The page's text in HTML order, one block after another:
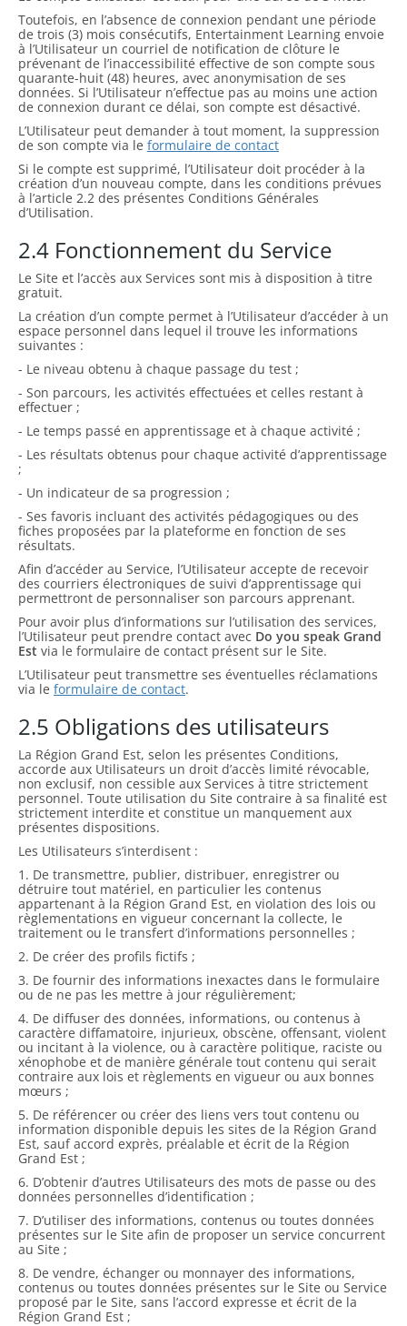
Toutefois, en l’absence de connexion pendant une période
de trois (3) mois consécutifs, Entertainment Learning envoie
à l’Utilisateur un courriel de notification de clôture le
prévenant de l’inaccessibilité effective de son compte sous
quarante-huit (48) heures, avec anonymisation de ses
données. Si l’Utilisateur n’effectue pas au moins une action
de connexion durant ce délai, son compte est désactivé.
L’Utilisateur peut demander à tout moment, la suppression
de son compte via le formulaire de contact
Si le compte est supprimé, l’Utilisateur doit procéder à la
création d’un nouveau compte, dans les conditions prévues
à l’article 2.2 des présentes Conditions Générales
d’Utilisation.
2.4 Fonctionnement du Service
Le Site et l’accès aux Services sont mis à disposition à titre
gratuit.
La création d’un compte permet à l’Utilisateur d’accéder à un
espace personnel dans lequel il trouve les informations
suivantes :
- Le niveau obtenu à chaque passage du test ;
- Son parcours, les activités effectuées et celles restant à
effectuer ;
- Le temps passé en apprentissage et à chaque activité ;
- Les résultats obtenus pour chaque activité d’apprentissage
;
- Un indicateur de sa progression ;
- Ses favoris incluant des activités pédagogiques ou des
fiches proposées par la plateforme en fonction de ses
résultats.
Afin d’accéder au Service, l’Utilisateur accepte de recevoir
des courriers électroniques de suivi d’apprentissage qui
permettront de personnaliser son parcours apprenant.
Pour avoir plus d’informations sur l’utilisation des services,
l’Utilisateur peut prendre contact avec Do you speak Grand
Est via le formulaire de contact présent sur le Site.
L’Utilisateur peut transmettre ses éventuelles réclamations
via le formulaire de contact.
2.5 Obligations des utilisateurs
La Région Grand Est, selon les présentes Conditions,
accorde aux Utilisateurs un droit d’accès limité révocable,
non exclusif, non cessible aux Services à titre strictement
personnel. Toute utilisation du Site contraire à sa finalité est
strictement interdite et constitue un manquement aux
présentes dispositions.
Les Utilisateurs s’interdisent :
1. De transmettre, publier, distribuer, enregistrer ou
détruire tout matériel, en particulier les contenus
appartenant à la Région Grand Est, en violation des lois ou
règlementations en vigueur concernant la collecte, le
traitement ou le transfert d’informations personnelles ;
2. De créer des profils fictifs ;
3. De fournir des informations inexactes dans le formulaire
ou de ne pas les mettre à jour régulièrement;
4. De diffuser des données, informations, ou contenus à
caractère diffamatoire, injurieux, obscène, offensant, violent
ou incitant à la violence, ou à caractère politique, raciste ou
xénophobe et de manière générale tout contenu qui serait
contraire aux lois et règlements en vigueur ou aux bonnes
mœurs ;
5. De référencer ou créer des liens vers tout contenu ou
information disponible depuis les sites de la Région Grand
Est, sauf accord exprès, préalable et écrit de la Région
Grand Est ;
6. D’obtenir d’autres Utilisateurs des mots de passe ou des
données personnelles d’identification ;
7. D’utiliser des informations, contenus ou toutes données
présentes sur le Site afin de proposer un service concurrent
au Site ;
8. De vendre, échanger ou monnayer des informations,
contenus ou toutes données présentes sur le Site ou Service
proposé par le Site, sans l’accord expresse et écrit de la
Région Grand Est ;